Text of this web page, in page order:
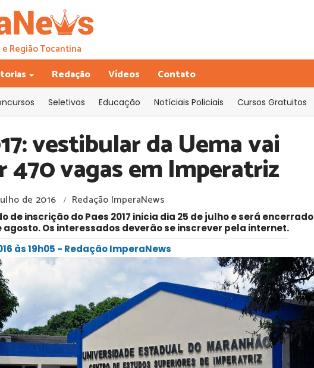
Região Tocantina
Redação Vídeos Contato
Seletivos Educação Notíciais Policiais Cursos Gratuitos
vestibular da Uema vai
470 vagas em Imperatriz
de 2016 / Redação ImperaNews
de inscrição do Paes 2017 inicia dia 25 de julho e será encerrado
agosto. Os interessados deverão se inscrever pela internet.
às 19h05 - Redação ImperaNews